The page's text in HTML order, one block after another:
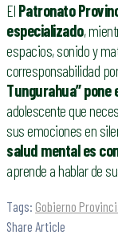
El Patronato
especializado,
espacios, sonido y
corresponsabilidad
Tungurahua” pone
adolescente que
sus emociones en
salud mental es
aprende a hablar de
Tags: Gobierno
Share Article